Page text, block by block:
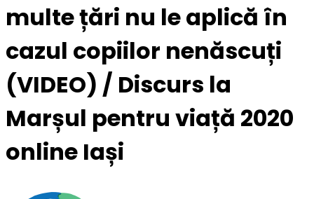
multe țări nu le aplică în
cazul copiilor nenăscuți
(VIDEO) / Discurs la
Marșul pentru viață 2020
online Iași